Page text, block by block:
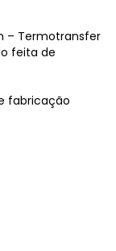
– Termotransfer
feita de
fabricação